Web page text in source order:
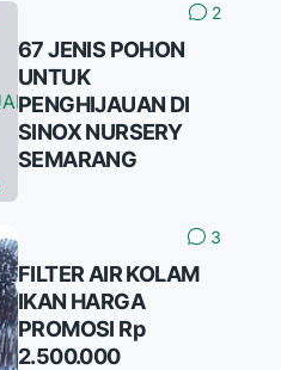
2
67 JENIS POHON
UNTUK
PENGHIJAUAN DI
SINOX NURSERY
SEMARANG
3
FILTER AIR KOLAM
IKAN HARGA
PROMOSI Rp
2.500.000